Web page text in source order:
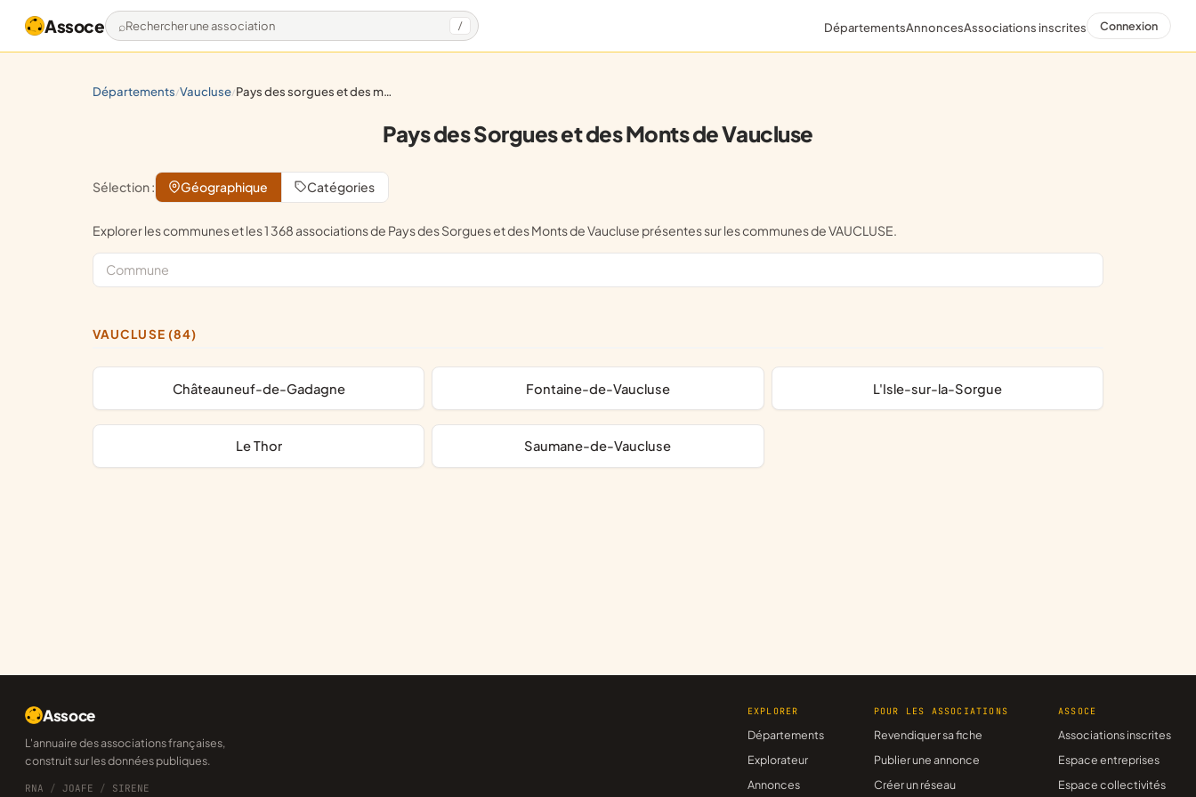
Assoce Rechercher une association / DépartementsAnnoncesAssociations inscrites Connexion
départements/ vaucluse/ pays des sorgues et des monts de vaucluse
Pays des Sorgues et des Monts de Vaucluse
Sélection : Géographique Catégories
Explorer les communes et les 1 368 associations de Pays des Sorgues et des Monts de Vaucluse présentes sur les communes de VAUCLUSE.
VAUCLUSE (84)
Châteauneuf-de-Gadagne Fontaine-de-Vaucluse L'Isle-sur-la-Sorgue
Le Thor Saumane-de-Vaucluse
Assoce
L'annuaire des associations françaises,
construit sur les données publiques.
RNA / JOAFE / SIRENE
EXPLORER
Départements
Explorateur
Annonces
POUR LES ASSOCIATIONS
Revendiquer sa fiche
Publier une annonce
Créer un réseau
ASSOCE
Associations inscrites
Espace entreprises
Espace collectivités